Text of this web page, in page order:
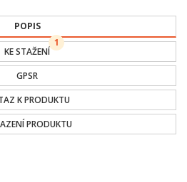
POPIS
KE STAŽENÍ
1
GPSR
K PRODUKTU
PRODUKTU